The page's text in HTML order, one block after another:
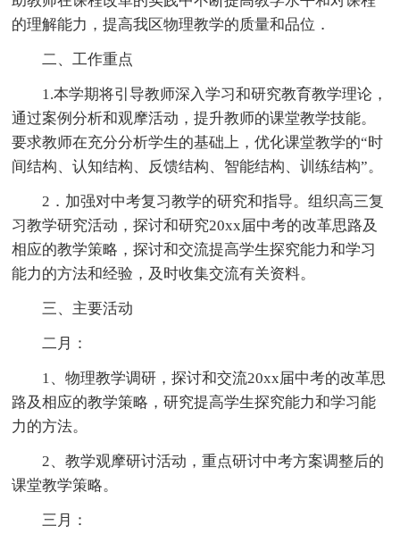
的理解能力，提高我区物理教学的质量和品位．
二、工作重点
1.本学期将引导教师深入学习和研究教育教学理论，
通过案例分析和观摩活动，提升教师的课堂教学技能。
要求教师在充分分析学生的基础上，优化课堂教学的“时
间结构、认知结构、反馈结构、智能结构、训练结构”。
2．加强对中考复习教学的研究和指导。组织高三复
习教学研究活动，探讨和研究20xx届中考的改革思路及
相应的教学策略，探讨和交流提高学生探究能力和学习
能力的方法和经验，及时收集交流有关资料。
三、主要活动
二月：
1、物理教学调研，探讨和交流20xx届中考的改革思
路及相应的教学策略，研究提高学生探究能力和学习能
力的方法。
2、教学观摩研讨活动，重点研讨中考方案调整后的
课堂教学策略。
三月：